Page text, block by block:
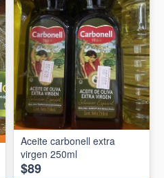
Aceite carbonell extra
virgen 250ml
$89